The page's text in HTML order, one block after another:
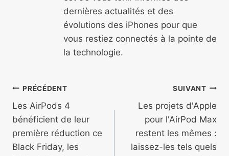
dernières actualités et des
évolutions des iPhones pour que
vous restiez connectés à la pointe de
la technologie.
Navigation
de
l’article
PRÉCÉDENT
Les AirPods 4
bénéficient de leur
première réduction ce
Black Friday, les
SUIVANT
Les projets d'Apple
pour l'AirPod Max
restent les mêmes :
laissez-les tels quels